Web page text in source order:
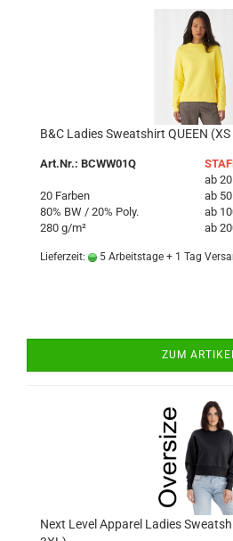
B&C Ladies Sweatshirt QUEEN (XS
Art.Nr.: BCWW01Q
ab
20 Farben
ab
80% BW / 20% Poly.
ab
280 g/m²
ab
Lieferzeit: 5 Arbeitstage + 1 Tag
ZUM
Next Level Apparel Ladies